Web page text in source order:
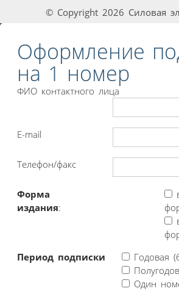
© Copyright 2026 Силовая
Оформление
на 1 номер
ФИО контактного лица
E-mail
Телефон/факс
Форма
издания:
Период подписки
Годовая
Один